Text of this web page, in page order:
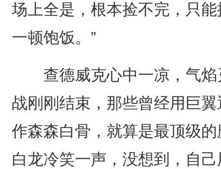
场上全是，根本捡不完，只
一顿饱饭。”
查德威克心中一凉，气焰
战刚刚结束，那些曾经用巨
作森森白骨，就算是最顶级
白龙冷笑一声，没想到，自